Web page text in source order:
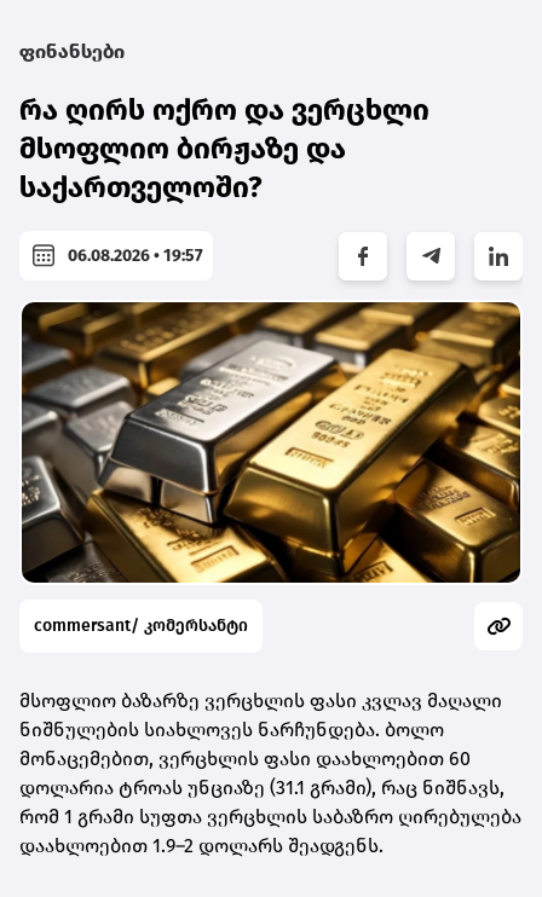
ფინანსები
რა ღირს ოქრო და ვერცხლი
მსოფლიო ბირჟაზე და
საქართველოში?
06.08.2026 • 19:57
commersant/ კომერსანტი
მსოფლიო ბაზარზე ვერცხლის ფასი კვლავ მაღალი
ნიშნულების სიახლოვეს ნარჩუნდება. ბოლო
მონაცემებით, ვერცხლის ფასი დაახლოებით 60
დოლარია ტროას უნციაზე (31.1 გრამი), რაც ნიშნავს,
რომ 1 გრამი სუფთა ვერცხლის საბაზრო ღირებულება
დაახლოებით 1.9–2 დოლარს შეადგენს.